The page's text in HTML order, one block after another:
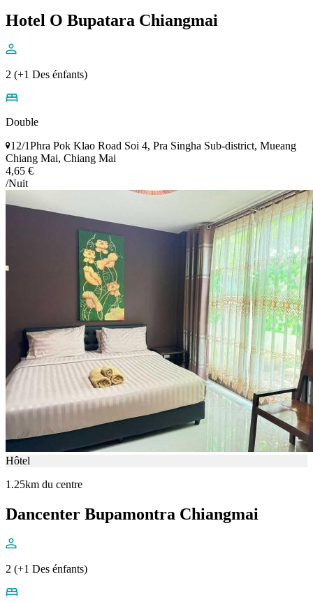
Hotel O Bupatara Chiangmai
2 (+1 Des énfants)
Double
12/1Phra Pok Klao Road Soi 4, Pra Singha Sub-district, Mueang
Chiang Mai, Chiang Mai
4,65 €
/Nuit
Hôtel
1.25km du centre
Dancenter Bupamontra Chiangmai
2 (+1 Des énfants)